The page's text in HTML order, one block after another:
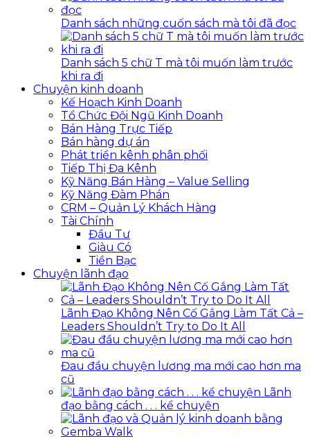
Danh sách những cuốn sách mà tôi đã đọc
Danh sách 5 chữ T mà tôi muốn làm trước
khi ra đi
Chuyện kinh doanh
Kế Hoạch Kinh Doanh
Tổ Chức Đội Ngũ Kinh Doanh
Bán Hàng Trực Tiếp
Bán hàng dự án
Phát triển kênh phân phối
Tiếp Thị Đa Kênh
Kỹ Năng Bán Hàng – Value Selling
Kỹ Năng Đàm Phán
CRM – Quản Lý Khách Hàng
Tài Chính
Đầu Tư
Giàu Có
Tiền Bạc
Chuyện lãnh đạo
Lãnh Đạo Không Nên Cố Gắng Làm Tất Cả –
Leaders Shouldn’t Try to Do It All
Đau đầu chuyện lương ma mới cao hơn ma
cũ
Lãnh
đạo bằng cách . . . kể chuyện